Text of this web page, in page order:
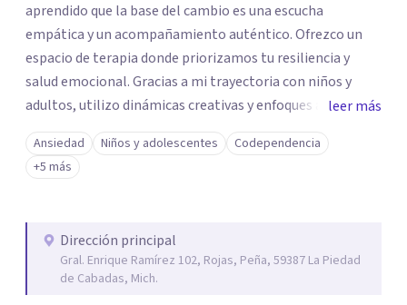
aprendido que la base del cambio es una escucha
empática y un acompañamiento auténtico. ​Ofrezco un
espacio de terapia donde priorizamos tu resiliencia y
salud emocional. Gracias a mi trayectoria con niños y
adultos, utilizo dinámicas creativas y enfoques adaptados
a tus necesidades específicas. Estoy aquí para escucharte
y brindarte las herramientas necesarias para fortalecer
tu paz mental.
leer más
Ansiedad Niños y adolescentes
Codependencia
+5 más
Dirección principal
Gral. Enrique Ramírez 102, Rojas, Peña, 59387 La Piedad
de Cabadas, Mich.